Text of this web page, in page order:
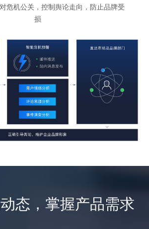
危机公关，控制舆论走向，防止品牌受
损
态，掌握产品需求